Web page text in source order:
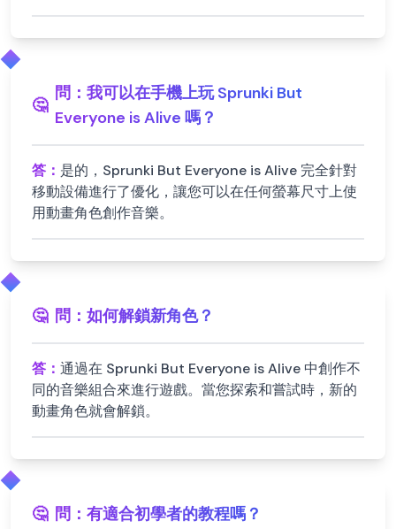
🤔
問： 我可以在手機上玩 Sprunki But
Everyone is Alive 嗎？
答： 是的，Sprunki But Everyone is Alive 完全針對
移動設備進行了優化，讓您可以在任何螢幕尺寸上使
用動畫角色創作音樂。
🤔 問： 如何解鎖新角色？
答： 通過在 Sprunki But Everyone is Alive 中創作不
同的音樂組合來進行遊戲。當您探索和嘗試時，新的
動畫角色就會解鎖。
🤔 問： 有適合初學者的教程嗎？